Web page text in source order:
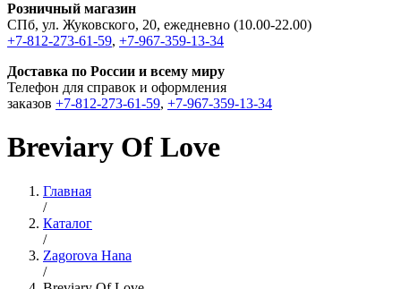
Розничный магазин
СПб, ул. Жуковского, 20, ежедневно (10.00-22.00)
+7-812-273-61-59, +7-967-359-13-34
Доставка по России и всему миру
Телефон для справок и оформления
заказов +7-812-273-61-59, +7-967-359-13-34
Breviary Of Love
Главная
/
Каталог
/
Zagorova Hana
/